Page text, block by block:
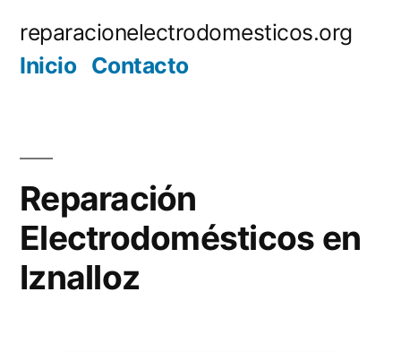
reparacionelectrodomesticos.org
Inicio Contacto
Reparación
Electrodomésticos en
Iznalloz